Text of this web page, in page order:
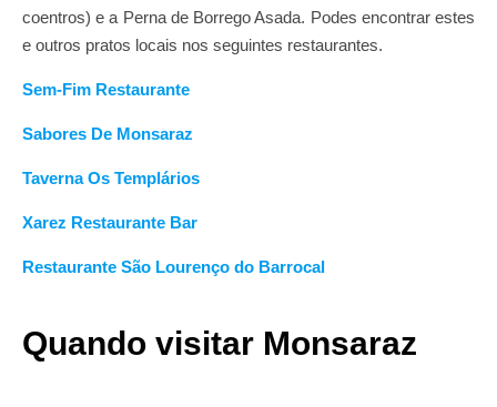
coentros) e a Perna de Borrego Asada. Podes encontrar estes
e outros pratos locais nos seguintes restaurantes.
Sem-Fim Restaurante
Sabores De Monsaraz
Taverna Os Templários
Xarez Restaurante Bar
Restaurante São Lourenço do Barrocal
Quando visitar Monsaraz